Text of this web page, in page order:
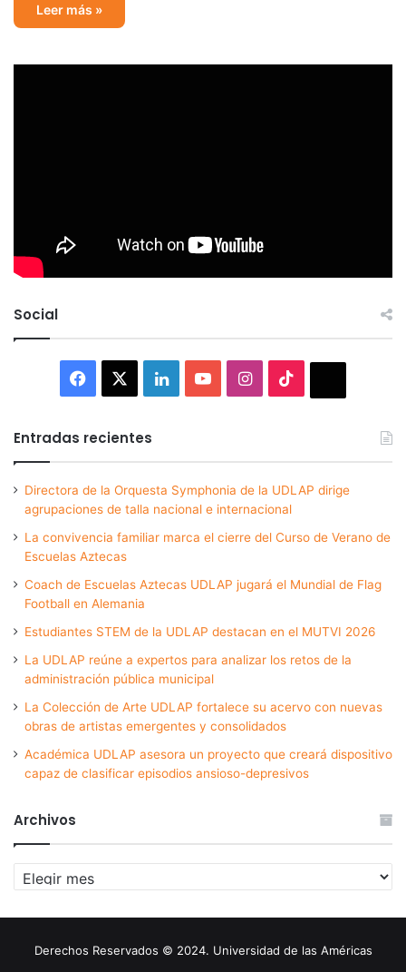
Leer más »
Social
Facebook LinkedInYouTubeInstagram
Entradas recientes
Directora de la Orquesta Symphonia de la UDLAP dirige
agrupaciones de talla nacional e internacional
La convivencia familiar marca el cierre del Curso de Verano de
Escuelas Aztecas
Coach de Escuelas Aztecas UDLAP jugará el Mundial de Flag
Football en Alemania
Estudiantes STEM de la UDLAP destacan en el MUTVI 2026
La UDLAP reúne a expertos para analizar los retos de la
administración pública municipal
La Colección de Arte UDLAP fortalece su acervo con nuevas
obras de artistas emergentes y consolidados
Académica UDLAP asesora un proyecto que creará dispositivo
capaz de clasificar episodios ansioso-depresivos
Archivos
Archivos
Derechos Reservados © 2024. Universidad de las Américas